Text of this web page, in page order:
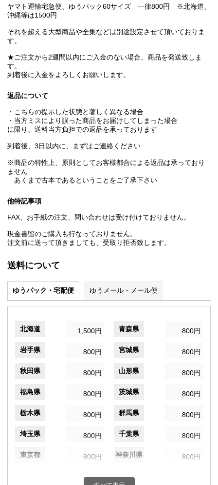
ヤマト運輸宅急便、ゆうパック60サイズ 一律800円 ※北海道、
沖縄等は1500円
それを超える大型商品や全集などは別途設定させて頂いておりま
す。
★ご注文から2週間以内にご入金のない場合、商品を発送致しま
す。
到着後に入金をよろしくお願いします。
返品について
・こちらの提示した状態と著しく異なる場合
・当方ミスにより誤った商品をお届けしてしまった場合
に限り、送料当方負担での返品を承っております
到着後、3日以内に、まずはご連絡ください
※商品の特性上、原則としてお客様都合による返品は承っており
ません
あくまで古本であるということをご了承下さい
他特記事項
FAX、お手紙の注文、問い合わせは受け付けておりません。
現金書留のご購入も行なっておりません。
注文前に送って頂きましても、受取り拒否致します。
送料について
ゆうパック・宅配便 ゆうメール・メール便
北海道 1,500円 青森県 800円
岩手県 800円 宮城県 800円
秋田県 800円 山形県 800円
福島県 800円 茨城県 800円
栃木県 800円 群馬県 800円
埼玉県 800円 千葉県 800円
東京都 800円 神奈川県 800円
800円 富山県